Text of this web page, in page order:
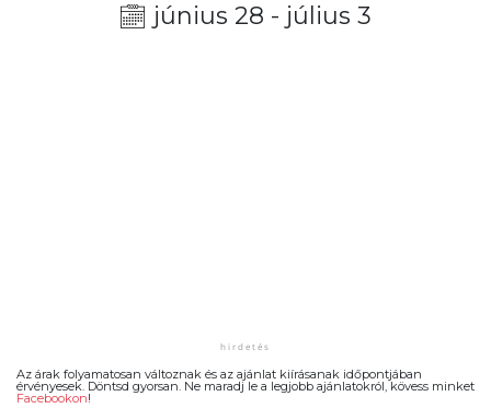
június 28 - július 3
Az árak folyamatosan változnak és az ajánlat kiírásanak időpontjában
érvényesek. Döntsd gyorsan. Ne maradj le a legjobb ajánlatokról, kövess minket
Facebookon!